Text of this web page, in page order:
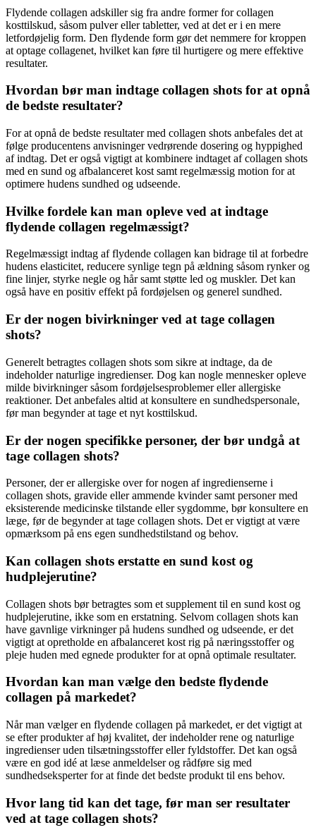
Flydende collagen adskiller sig fra andre former for collagen
kosttilskud, såsom pulver eller tabletter, ved at det er i en mere
letfordøjelig form. Den flydende form gør det nemmere for kroppen
at optage collagenet, hvilket kan føre til hurtigere og mere effektive
resultater.
Hvordan bør man indtage collagen shots for at opnå
de bedste resultater?
For at opnå de bedste resultater med collagen shots anbefales det at
følge producentens anvisninger vedrørende dosering og hyppighed
af indtag. Det er også vigtigt at kombinere indtaget af collagen shots
med en sund og afbalanceret kost samt regelmæssig motion for at
optimere hudens sundhed og udseende.
Hvilke fordele kan man opleve ved at indtage
flydende collagen regelmæssigt?
Regelmæssigt indtag af flydende collagen kan bidrage til at forbedre
hudens elasticitet, reducere synlige tegn på ældning såsom rynker og
fine linjer, styrke negle og hår samt støtte led og muskler. Det kan
også have en positiv effekt på fordøjelsen og generel sundhed.
Er der nogen bivirkninger ved at tage collagen
shots?
Generelt betragtes collagen shots som sikre at indtage, da de
indeholder naturlige ingredienser. Dog kan nogle mennesker opleve
milde bivirkninger såsom fordøjelsesproblemer eller allergiske
reaktioner. Det anbefales altid at konsultere en sundhedspersonale,
før man begynder at tage et nyt kosttilskud.
Er der nogen specifikke personer, der bør undgå at
tage collagen shots?
Personer, der er allergiske over for nogen af ​​ingredienserne i
collagen shots, gravide eller ammende kvinder samt personer med
eksisterende medicinske tilstande eller sygdomme, bør konsultere en
læge, før de begynder at tage collagen shots. Det er vigtigt at være
opmærksom på ens egen sundhedstilstand og behov.
Kan collagen shots erstatte en sund kost og
hudplejerutine?
Collagen shots bør betragtes som et supplement til en sund kost og
hudplejerutine, ikke som en erstatning. Selvom collagen shots kan
have gavnlige virkninger på hudens sundhed og udseende, er det
vigtigt at opretholde en afbalanceret kost rig på næringsstoffer og
pleje huden med egnede produkter for at opnå optimale resultater.
Hvordan kan man vælge den bedste flydende
collagen på markedet?
Når man vælger en flydende collagen på markedet, er det vigtigt at
se efter produkter af høj kvalitet, der indeholder rene og naturlige
ingredienser uden tilsætningsstoffer eller fyldstoffer. Det kan også
være en god idé at læse anmeldelser og rådføre sig med
sundhedseksperter for at finde det bedste produkt til ens behov.
Hvor lang tid kan det tage, før man ser resultater
ved at tage collagen shots?